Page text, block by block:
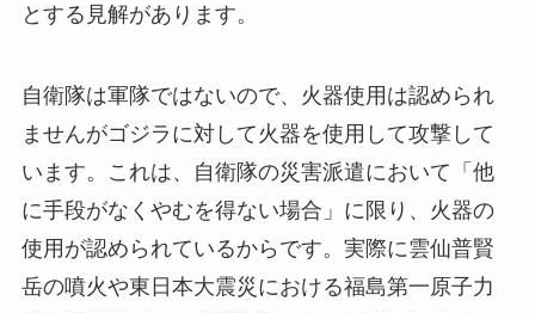
とする見解があります。
自衛隊は軍隊ではないので、火器使用は認められ
ませんがゴジラに対して火器を使用して攻撃して
います。これは、自衛隊の災害派遣において「他
に手段がなくやむを得ない場合」に限り、火器の
使用が認められているからです。実際に雲仙普賢
岳の噴火や東日本大震災における福島第一原子力